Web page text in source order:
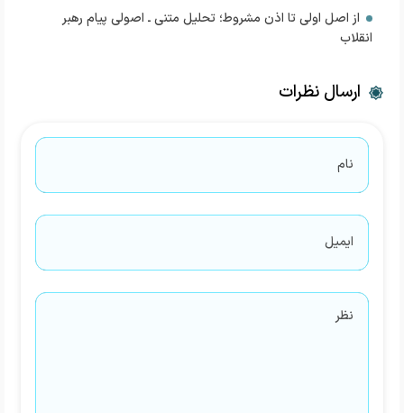
از اصل اولی تا اذن مشروط؛ تحلیل متنی ـ اصولی پیام رهبر
انقلاب
ارسال نظرات